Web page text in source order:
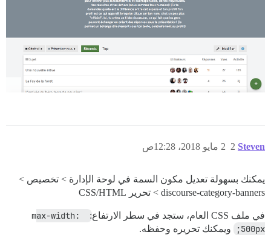
Steven 2 مايو 2018، 12:28ص 2
يمكنك بسهولة تعديل مكون السمة في لوحة الإدارة > تخصيص >
discourse-category-banners > تحرير CSS/HTML
في ملف CSS العام، ستجد في سطر الارتفاع:
max-width:
500px;
ويمكنك تحريره وحفظه.